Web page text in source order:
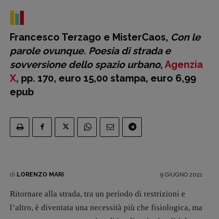
Francesco Terzago e MisterCaos, Con le
parole ovunque. Poesia di strada e
sovversione dello spazio urbano, Agenzia
X, pp. 170, euro 15,00 stampa, euro 6,99
epub
di LORENZO MARI 9 GIUGNO 2021
Ritornare alla strada, tra un periodo di restrizioni e
l’altro, è diventata una necessità più che fisiologica, ma